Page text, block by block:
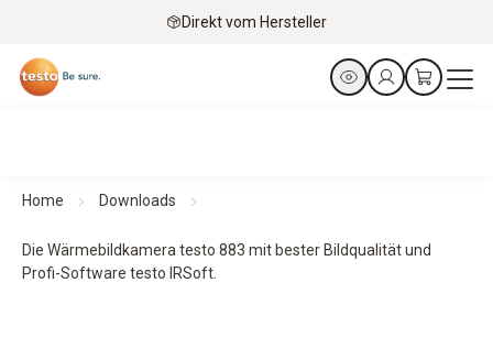
Direkt vom Hersteller
Home Downloads
Die Wärmebildkamera testo 883 mit bester Bildqualität und
Profi-Software testo IRSoft.